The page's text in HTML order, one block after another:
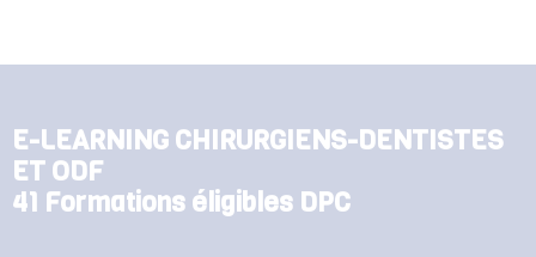
E-LEARNING CHIRURGIENS-DENTISTES
ET ODF
41 Formations éligibles DPC